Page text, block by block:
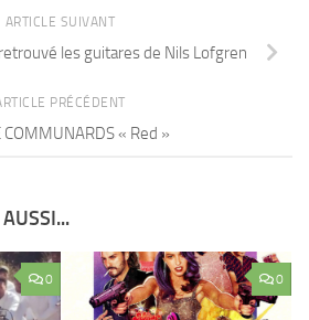
ARTICLE SUIVANT
les guitares de Nils Lofgren
PRÉCÉDENT
COMMUNARDS « Red »
0 0